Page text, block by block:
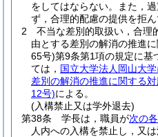
をしてはならない。
また，
ず，合理的配慮の提供を拒ん
2
不当な差別的取扱い，合理
由とする差別の解消の推進
65号)第9条第1項の規定に基
ては， 国立大学法人岡山大
差別の解消の推進に関する対
12号)による。
(入構禁止又は学外退去)
第38条
学長は，職員が次の
人内への入構を禁止し，又